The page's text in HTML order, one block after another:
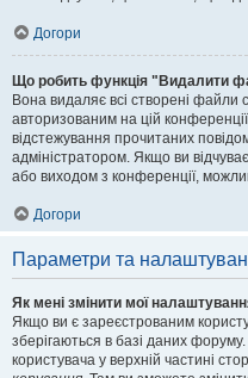
Догори
Що робить функція "Видалити
Вона видаляє всі створені
авторизованим на цій
відстежування прочитаних
адміністратором. Якщо ви
або виходом з конференції,
Догори
Параметри та
Як мені змінити мої
Якщо ви є зареєстрованим
зберігаються в базі даних
користувача у верхній частині